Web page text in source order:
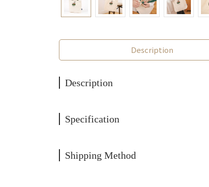
Description
Description
Specification
Shipping Method